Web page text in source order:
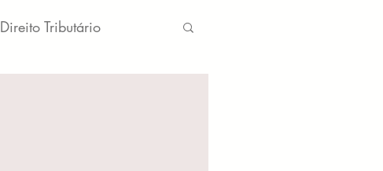
Direito Tributário